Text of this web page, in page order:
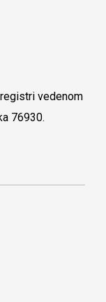
vedenom
76930.